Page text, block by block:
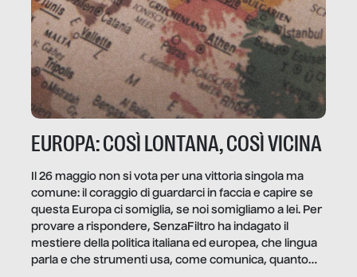
EUROPA: COSÌ LONTANA, COSÌ VICINA
Il 26 maggio non si vota per una vittoria singola ma
comune: il coraggio di guardarci in faccia e capire se
questa Europa ci somiglia, se noi somigliamo a lei. Per
provare a rispondere, SenzaFiltro ha indagato il
mestiere della politica italiana ed europea, che lingua
parla e che strumenti usa, come comunica, quanto